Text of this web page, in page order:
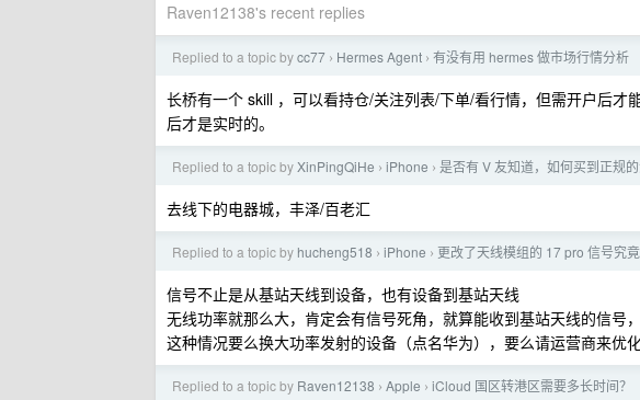
Raven12138's recent replies
Replied to a topic bycc77 › Hermes Agent › 有没有用 hermes 做市场行情分析
长桥有一个 skill ，可以看持仓/关注列表/下单/看行情，但需开户后
后才是实时的。
Replied to a topic byXinPingQiHe › iPhone › 是否有 V 友知道，如何买到正规
去线下的电器城，丰泽/百老汇
Replied to a topic by hucheng518 › iPhone › 更改了天线模组的 17 pro 信号究
信号不止是从基站天线到设备，也有设备到基站天线
无线功率就那么大，肯定会有信号死角，就算能收到基站天线的信号
这种情况要么换大功率发射的设备（点名华为），要么请运营商来优
Replied to a topic by Raven12138 › Apple › iCloud 国区转港区需要多长时间？